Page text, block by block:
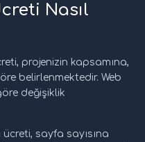
Nasıl
projenizin kapsamına,
belirlenmektedir. Web
değişiklik
sayfa sayısına